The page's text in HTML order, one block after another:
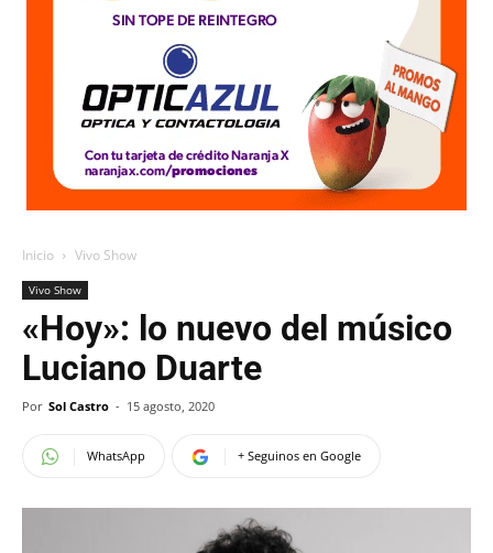
Inicio Vivo Show
Vivo Show
«Hoy»: lo nuevo del músico
Luciano Duarte
Por Sol Castro - 15 agosto, 2020
WhatsApp + Seguinos en Google